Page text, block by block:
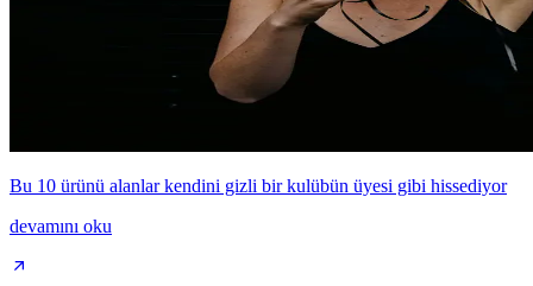
Bu 10 ürünü alanlar kendini gizli bir kulübün üyesi gibi hissediyor
devamını oku